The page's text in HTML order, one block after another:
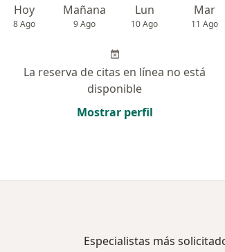
Hoy
8 Ago
Mañana
9 Ago
Lun
10 Ago
Mar
11 Ago
La reserva de citas en línea no está
disponible
Mostrar perfil
Especialistas más